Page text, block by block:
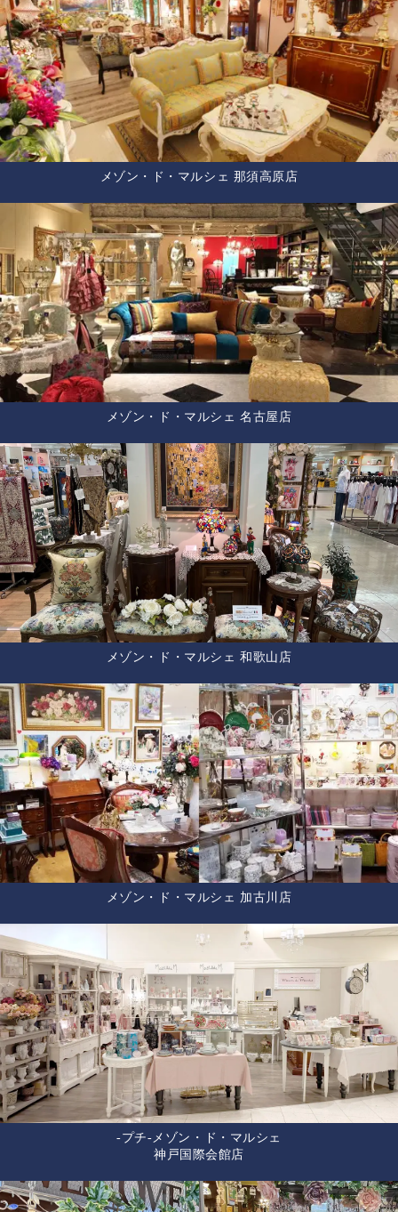
メゾン・ド・マルシェ 那須高原店
メゾン・ド・マルシェ 名古屋店
メゾン・ド・マルシェ 和歌山店
メゾン・ド・マルシェ 加古川店
-プチ-メゾン・ド・マルシェ
神戸国際会館店